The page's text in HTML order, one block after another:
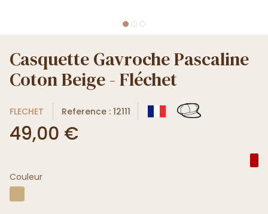
Casquette Gavroche Pascaline
Coton Beige - Fléchet
FLECHET Reference : 12111
49,00 €
Couleur